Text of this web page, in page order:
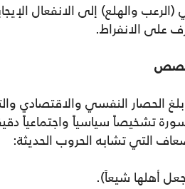
والهلع) إلى الانفعال
على الانفراط.
الحصار النفسي والاقتصادي
تشخيصاً سياسياً واجتماعياً
التي تشابه الحروب الحديثة:
أهلها شيعاً).